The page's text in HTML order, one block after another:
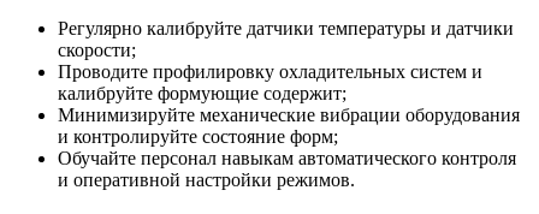
Регулярно калибруйте датчики температуры и датчики
скорости;
Проводите профилировку охладительных систем и
калибруйте формующие содержит;
Минимизируйте механические вибрации оборудования
и контролируйте состояние форм;
Обучайте персонал навыкам автоматического контроля
и оперативной настройки режимов.